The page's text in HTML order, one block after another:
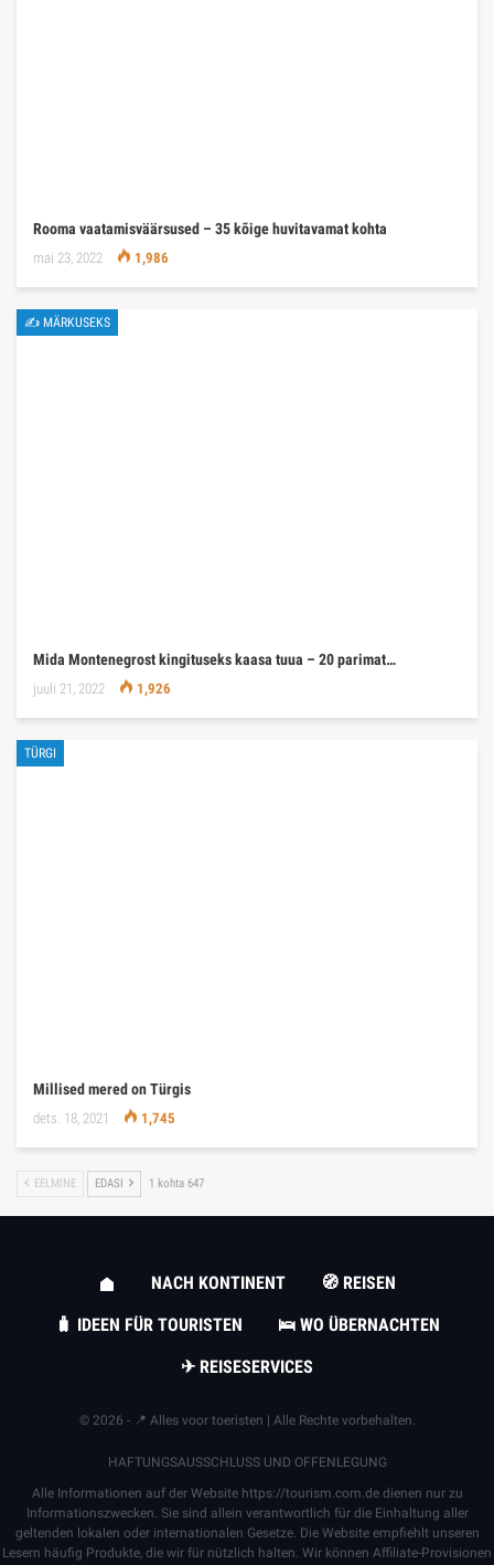
Rooma vaatamisväärsused – 35 kõige huvitavamat kohta
mai 23, 2022 1,986
✍ MÄRKUSEKS
Mida Montenegrost kingituseks kaasa tuua – 20 parimat…
juuli 21, 2022 1,926
TÜRGI
Millised mered on Türgis
dets. 18, 2021 1,745
EELMINE EDASI 1 kohta 647
NACH KONTINENT
🧭 REISEN
🧳 IDEEN FÜR TOURISTEN
🛌 WO ÜBERNACHTEN
✈ REISESERVICES
© 2026 - 📍 Alles voor toeristen | Alle Rechte vorbehalten.
HAFTUNGSAUSSCHLUSS UND OFFENLEGUNG
Alle Informationen auf der Website https://tourism.com.dedienen nur zu
Informationszwecken. Sie sind allein verantwortlich für die Einhaltung aller
geltenden lokalen oder internationalen Gesetze. Die Website empfiehlt unseren
Lesern häufig Produkte, die wir für nützlich halten. Wir können Affiliate-Provisionen